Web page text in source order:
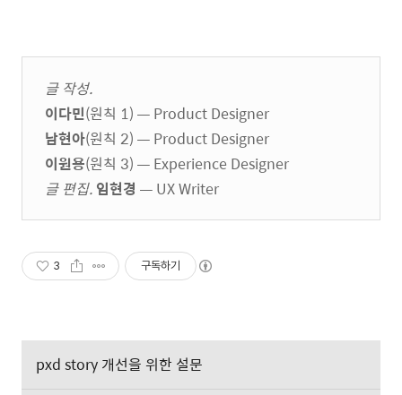
글 작성.
이다민(원칙 1) — Product Designer
남현아(원칙 2) — Product Designer
이원용(원칙 3) — Experience Designer
글 편집. 임현경 — UX Writer
3 구독하기
pxd story 개선을 위한 설문